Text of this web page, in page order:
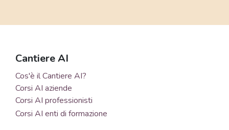
Cantiere AI
Cos'è il Cantiere AI?
Corsi AI aziende
Corsi AI professionisti
Corsi AI enti di formazione